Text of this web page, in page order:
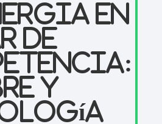
en
de
y